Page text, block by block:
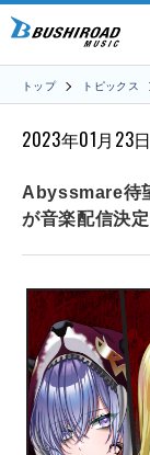
トップ トピックス
2023年01月23日
Abyssmare待
が音楽配信決定